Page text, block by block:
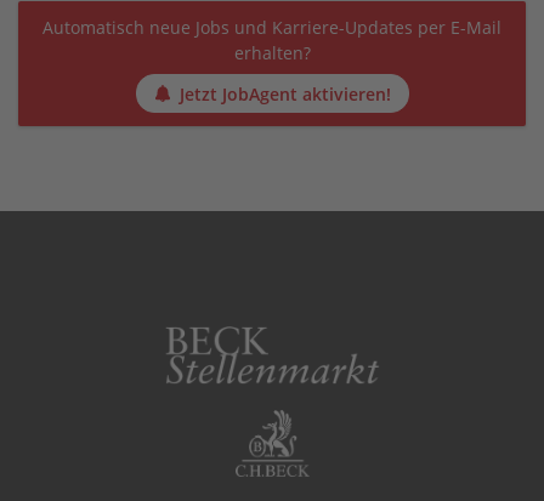
Automatisch neue Jobs und Karriere-Updates per E-Mail
erhalten?
Jetzt JobAgent aktivieren!